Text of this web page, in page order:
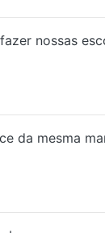
nossas
da mesma